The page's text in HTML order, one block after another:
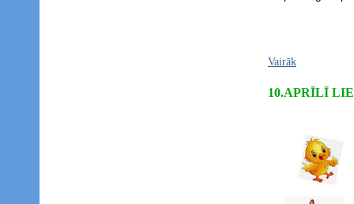
Vairāk
10.APRĪLĪ